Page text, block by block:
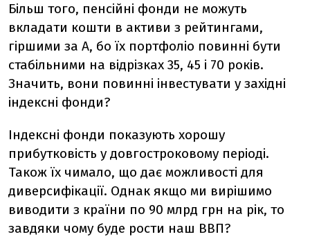
Більш того, пенсійні фонди не можуть
вкладати кошти в активи з рейтингами,
гіршими за A, бо їх портфоліо повинні бути
стабільними на відрізках 35, 45 і 70 років.
Значить, вони повинні інвестувати у західні
індексні фонди?
Індексні фонди показують хорошу
прибутковість у довгостроковому періоді.
Також їх чимало, що дає можливості для
диверсифікації. Однак якщо ми вирішимо
виводити з країни по 90 млрд грн на рік, то
завдяки чому буде рости наш ВВП?